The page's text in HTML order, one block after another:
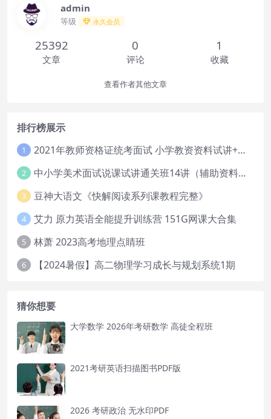
admin
等级 永久会员
25392
文章
0
评论
1
收藏
查看作者其他文章
排行榜展示
1 2021年教师资格证统考面试 小学教资资料试讲+答辩
2 中小学美术面试说课试讲通关班14讲（辅助资料第一套）
3 豆神大语文《快解阅读系列课教程完整》
4 艾力 原力英语全能提升训练营 151G网课大合集
5 林萧 2023高考地理点睛班
6 【2024暑假】高二物理学习成长与规划系统1期
猜你想要
大学数学 2026年考研数学 高徒全程班
2021考研英语扫描图书PDF版
2026 考研政治 无水印PDF